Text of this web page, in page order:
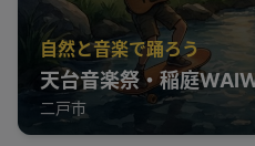
自然と音楽で踊ろう
天台音楽祭・稲庭
二戸市